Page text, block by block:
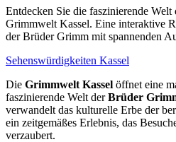
Entdecken Sie die faszinierende
Grimmwelt Kassel. Eine interaktive
der Brüder Grimm mit spannenden
Sehenswürdigkeiten Kassel
Die Grimmwelt Kassel öffnet eine
faszinierende Welt derBrüder
verwandelt das kulturelle Erbe der
ein zeitgemäßes Erlebnis, das
verzaubert.